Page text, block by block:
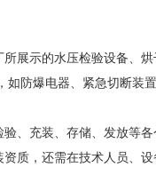
展示的水压检验设备、
防爆电器、紧急切断装
、充装、存储、发放等各
质，还需在技术人员、